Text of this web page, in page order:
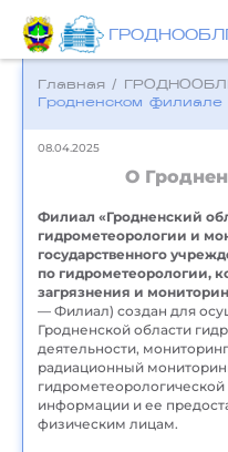
Главная /
Гродненском филиале
08.04.2025
О
Филиал «Гродненский
гидрометеорологии и
государственного
по гидрометеорологии,
загрязнения и
— Филиал) создан для
Гродненской области
деятельности,
радиационный
информации и ее
физическим лицам.